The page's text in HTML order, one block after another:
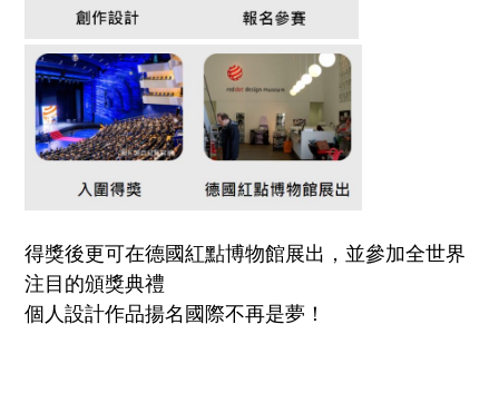
得獎後更可在德國紅點博物館展出，並參加全世界
注目的頒獎典禮
個人設計作品揚名國際不再是夢！